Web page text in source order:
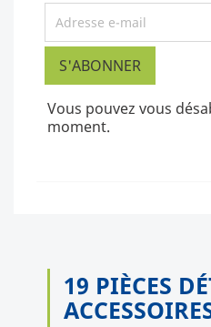
Vous pouvez vous
moment.
19 PIÈCES